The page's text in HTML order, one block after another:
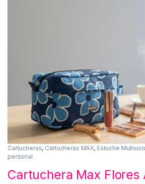
Cartucheras, Cartucheras MAX, Estuche Multiuso
personal
Cartuchera Max Flores